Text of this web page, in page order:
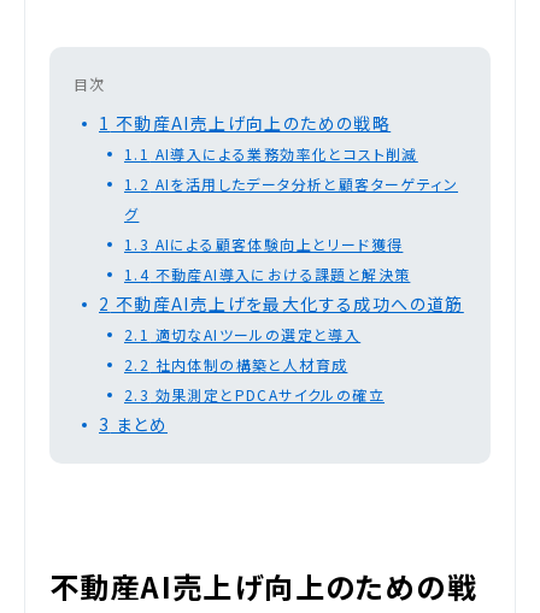
目次
1 不動産AI売上げ向上のための戦略
1.1 AI導入による業務効率化とコスト削減
1.2 AIを活用したデータ分析と顧客ターゲティン
グ
1.3 AIによる顧客体験向上とリード獲得
1.4 不動産AI導入における課題と解決策
2 不動産AI売上げを最大化する成功への道筋
2.1 適切なAIツールの選定と導入
2.2 社内体制の構築と人材育成
2.3 効果測定とPDCAサイクルの確立
3 まとめ
不動産AI売上げ向上のための戦